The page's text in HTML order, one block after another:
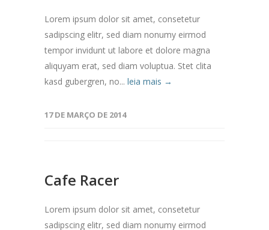
Lorem ipsum dolor sit amet, consetetur
sadipscing elitr, sed diam nonumy eirmod
tempor invidunt ut labore et dolore magna
aliquyam erat, sed diam voluptua. Stet clita
kasd gubergren, no... leia mais →
17 DE MARÇO DE 2014
Cafe Racer
Lorem ipsum dolor sit amet, consetetur
sadipscing elitr, sed diam nonumy eirmod